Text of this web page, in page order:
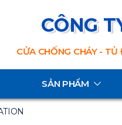
CÔNG
CỬA CHỐNG CHÁY -
SẢN PHẨM